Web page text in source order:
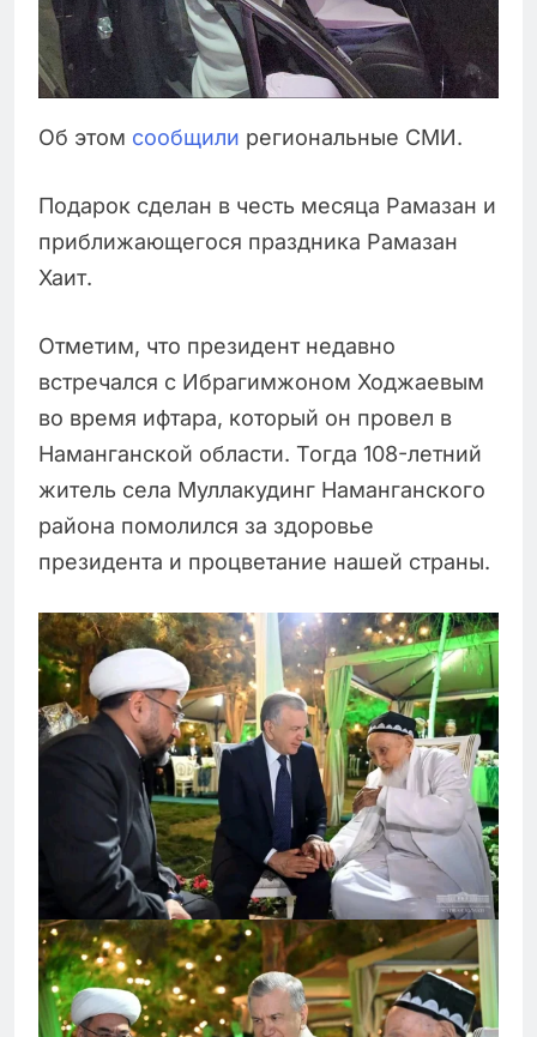
Об этом сообщили региональные СМИ.
Подарок сделан в честь месяца Рамазан и
приближающегося праздника Рамазан
Хаит.
Отметим, что президент недавно
встречался с Ибрагимжоном Ходжаевым
во время ифтара, который он провел в
Наманганской области. Тогда 108-летний
житель села Муллакудинг Наманганского
района помолился за здоровье
президента и процветание нашей страны.